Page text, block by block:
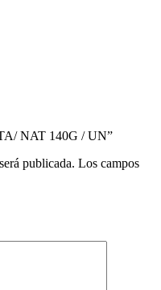
NAT 140G / UN”
publicada. Los campos